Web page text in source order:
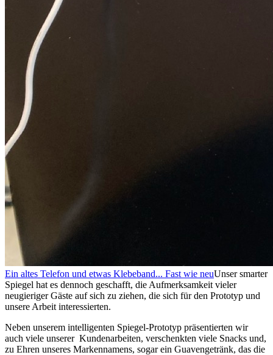
Ein altes Telefon und etwas Klebeband... Fast wie neuUnser smarter
Spiegel hat es dennoch geschafft, die Aufmerksamkeit vieler
neugieriger Gäste auf sich zu ziehen, die sich für den Prototyp und
unsere Arbeit interessierten.
Neben unserem intelligenten Spiegel-Prototyp präsentierten wir
auch viele unserer Kundenarbeiten, verschenkten viele Snacks und,
zu Ehren unseres Markennamens, sogar ein Guavengetränk, das die